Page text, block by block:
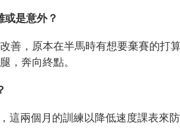
是意外？
善，原本在半馬時有想要棄賽的打
，奔向終點。
兩個月的訓練以降低速度課表來防